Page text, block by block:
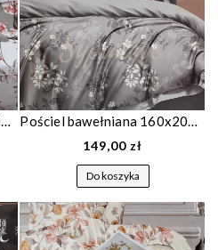
Pościel bawełniana 160x200 biała w kwiaty 1895 Pościel bawełniana 160x200 szara w kwiatki 1884
149,00 zł
Do koszyka